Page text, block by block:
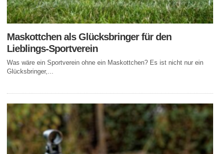
Maskottchen als Glücksbringer für den
Lieblings-Sportverein
Was wäre ein Sportverein ohne ein Maskottchen? Es ist nicht nur ein
Glücksbringer,...